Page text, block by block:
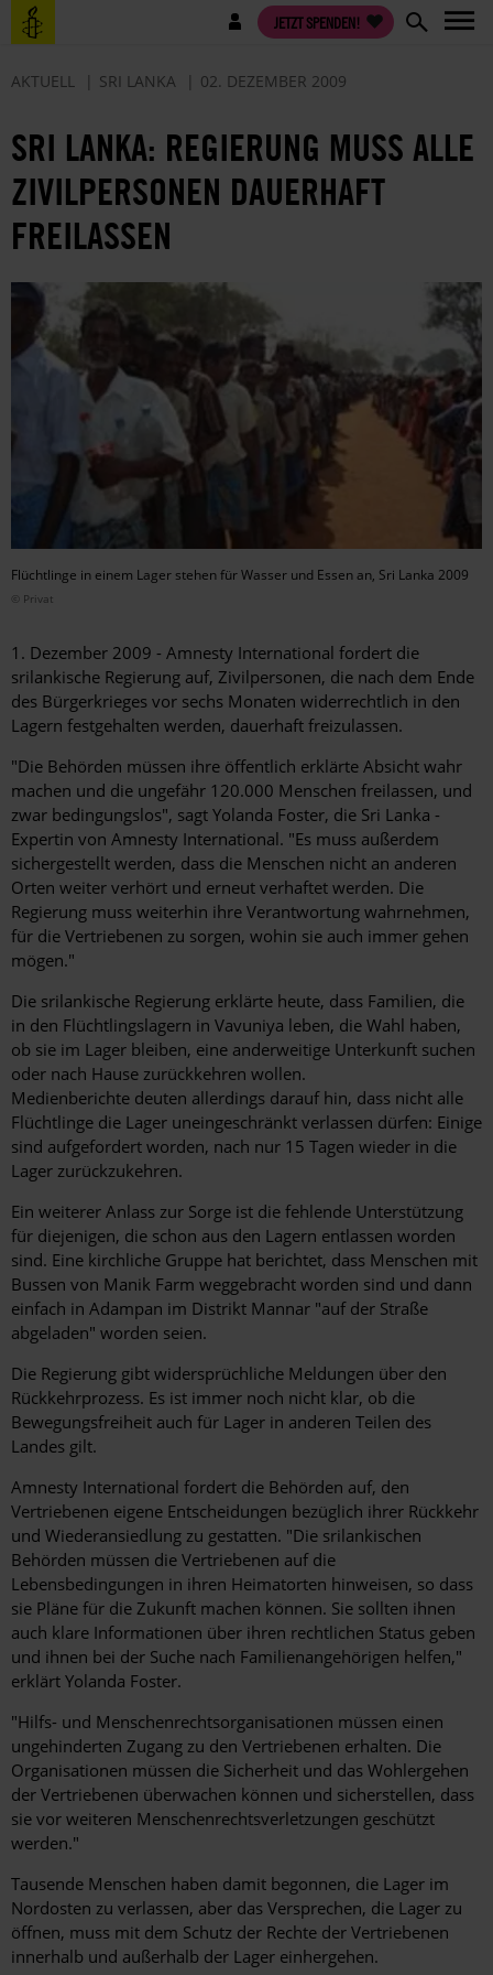
Direkt
zum
Benutzermenü JETZT SPENDEN!
AKTUELL SRI LANKA 02. DEZEMBER 2009
SRI LANKA: REGIERUNG MUSS ALLE
ZIVILPERSONEN DAUERHAFT
FREILASSEN
Flüchtlinge in einem Lager stehen für Wasser und Essen an, Sri Lanka 2009
© Privat
1. Dezember 2009 - Amnesty International fordert die
srilankische Regierung auf, Zivilpersonen, die nach dem Ende
des Bürgerkrieges vor sechs Monaten widerrechtlich in den
Lagern festgehalten werden, dauerhaft freizulassen.
"Die Behörden müssen ihre öffentlich erklärte Absicht wahr
machen und die ungefähr 120.000 Menschen freilassen, und
zwar bedingungslos", sagt Yolanda Foster, die Sri Lanka -
Expertin von Amnesty International. "Es muss außerdem
sichergestellt werden, dass die Menschen nicht an anderen
Orten weiter verhört und erneut verhaftet werden. Die
Regierung muss weiterhin ihre Verantwortung wahrnehmen,
für die Vertriebenen zu sorgen, wohin sie auch immer gehen
mögen."
Die srilankische Regierung erklärte heute, dass Familien, die
in den Flüchtlingslagern in Vavuniya leben, die Wahl haben,
ob sie im Lager bleiben, eine anderweitige Unterkunft suchen
oder nach Hause zurückkehren wollen.
Medienberichte deuten allerdings darauf hin, dass nicht alle
Flüchtlinge die Lager uneingeschränkt verlassen dürfen: Einige
sind aufgefordert worden, nach nur 15 Tagen wieder in die
Lager zurückzukehren.
Ein weiterer Anlass zur Sorge ist die fehlende Unterstützung
für diejenigen, die schon aus den Lagern entlassen worden
sind. Eine kirchliche Gruppe hat berichtet, dass Menschen mit
Bussen von Manik Farm weggebracht worden sind und dann
einfach in Adampan im Distrikt Mannar "auf der Straße
abgeladen" worden seien.
Die Regierung gibt widersprüchliche Meldungen über den
Rückkehrprozess. Es ist immer noch nicht klar, ob die
Bewegungsfreiheit auch für Lager in anderen Teilen des
Landes gilt.
Amnesty International fordert die Behörden auf, den
Vertriebenen eigene Entscheidungen bezüglich ihrer Rückkehr
und Wiederansiedlung zu gestatten. "Die srilankischen
Behörden müssen die Vertriebenen auf die
Lebensbedingungen in ihren Heimatorten hinweisen, so dass
sie Pläne für die Zukunft machen können. Sie sollten ihnen
auch klare Informationen über ihren rechtlichen Status geben
und ihnen bei der Suche nach Familienangehörigen helfen,"
erklärt Yolanda Foster.
"Hilfs- und Menschenrechtsorganisationen müssen einen
ungehinderten Zugang zu den Vertriebenen erhalten. Die
Organisationen müssen die Sicherheit und das Wohlergehen
der Vertriebenen überwachen können und sicherstellen, dass
sie vor weiteren Menschenrechtsverletzungen geschützt
werden."
Tausende Menschen haben damit begonnen, die Lager im
Nordosten zu verlassen, aber das Versprechen, die Lager zu
öffnen, muss mit dem Schutz der Rechte der Vertriebenen
innerhalb und außerhalb der Lager einhergehen.